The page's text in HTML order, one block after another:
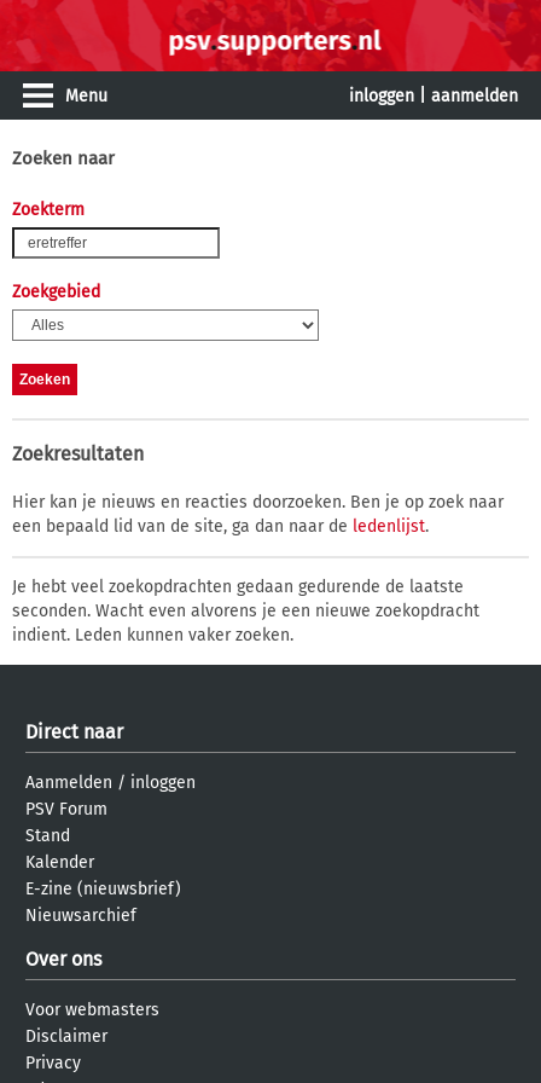
Menu inloggen aanmelden
Zoeken naar
Zoekterm
Zoekgebied
Zoekresultaten
Hier kan je nieuws en reacties doorzoeken. Ben je op zoek naar
een bepaald lid van de site, ga dan naar de ledenlijst.
Je hebt veel zoekopdrachten gedaan gedurende de laatste
seconden. Wacht even alvorens je een nieuwe zoekopdracht
indient. Leden kunnen vaker zoeken.
Direct naar
Aanmelden / inloggen
PSV Forum
Stand
Kalender
E-zine (nieuwsbrief)
Nieuwsarchief
Over ons
Voor webmasters
Disclaimer
Privacy